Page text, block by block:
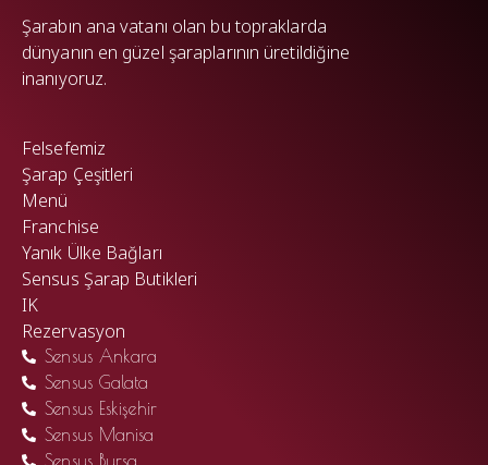
Şarabın ana vatanı olan bu topraklarda
dünyanın en güzel şaraplarının üretildiğine
inanıyoruz.
Felsefemiz
Şarap Çeşitleri
Menü
Franchise
Yanık Ülke Bağları
Sensus Şarap Butikleri
IK
Rezervasyon
Sensus Ankara
Sensus Galata
Sensus Eskişehir
Sensus Manisa
Sensus Bursa